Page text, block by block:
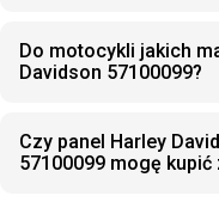
Do motocykli jakich
Davidson 57100099?
Czy panel Harley
57100099 mogę kupić